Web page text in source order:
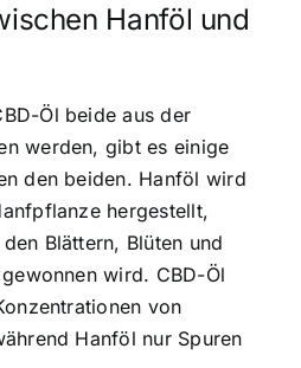
Hanföl und
Öl beide aus der
werden, gibt es einige
den beiden. Hanföl wird
hergestellt,
Blättern, Blüten und
wird. CBD-Öl
von
Hanföl nur Spuren